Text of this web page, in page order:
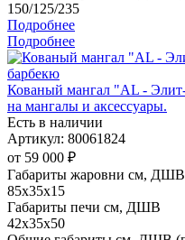
150/125/235
Подробнее
Подробнее
Кованый мангал "AL -
на мангалы и аксессуары.
Есть в наличии
Артикул: 80061824
от 59 000 ₽
Габариты жаровни см, ДШВ
85x35x15
Габариты печи см, ДШВ
42x35x50